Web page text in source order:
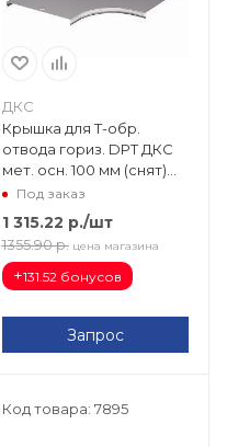
ДКС
Крышка для Т-обр.
отвода гориз. DPT ДКС
мет. осн. 100 мм (снят)
замена 38042K 38042
Под заказ
1 315.22 р./шт
1355.90 р. цена магазина
+131.52 бонусов
Запрос
Код товара: 7895